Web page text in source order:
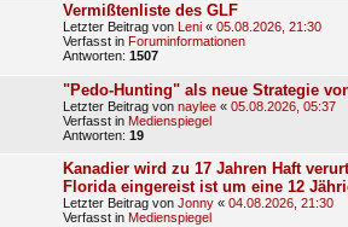
Vermißtenliste des GLF
Letzter Beitrag von Leni « 05.08.2026, 21:30
Verfasst in Foruminformationen
Antworten: 1507
"Pedo-Hunting" als neue Strategie
Letzter Beitrag von naylee « 05.08.2026, 05:37
Verfasst in Medienspiegel
Antworten: 19
Kanadier wird zu 17 Jahren Haft
Florida eingereist ist um eine 12
Letzter Beitrag von Jonny « 04.08.2026, 21:30
Verfasst in Medienspiegel